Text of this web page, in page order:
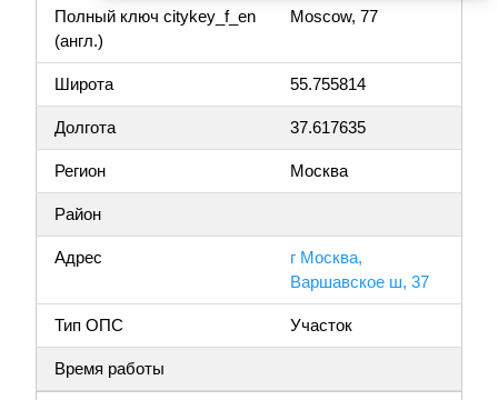
Полный ключ citykey_f_en
(англ.)
Moscow, 77
Широта 55.755814
Долгота 37.617635
Регион Москва
Район
Адрес
г Москва,
Варшавское ш, 37
Тип ОПС Участок
Время работы